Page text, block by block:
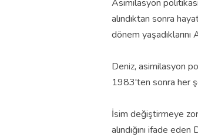
Asimilasyon
alındıktan sonra
dönem
Deniz, asimilasyon
1983'ten sonra her
İsim değiştirmeye
alındığını ifade